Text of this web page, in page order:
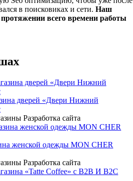
в поисковиках и сети. Наш
всего времени работы
дверей «Двери Нижний
Разработка сайта
женской одежды MON CHER
Разработка сайта